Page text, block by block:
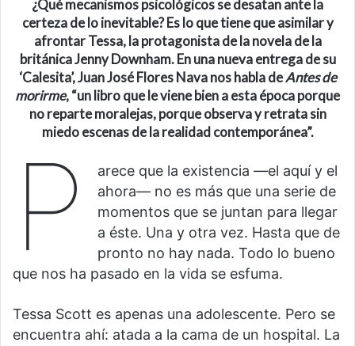
¿Qué mecanismos psicológicos se desatan ante la
certeza de lo inevitable?Es lo que tiene que asimilar y
afrontar Tessa, la protagonista de la novela de la
británica Jenny Downham. En una nueva entrega de su
‘Calesita’, Juan José Flores Nava nos habla deAntes de
morirme, “un libro que le viene bien a esta época porque
no reparte moralejas, porque observa y retrata sin
miedo escenas de la realidad contemporánea”.
P
arece que la existencia —el aquí y el
ahora— no es más que una serie de
momentos que se juntan para llegar
a éste. Una y otra vez. Hasta que de
pronto no hay nada. Todo lo bueno
que nos ha pasado en la vida se esfuma.
Tessa Scott es apenas una adolescente. Pero se
encuentra ahí: atada a la cama de un hospital. La